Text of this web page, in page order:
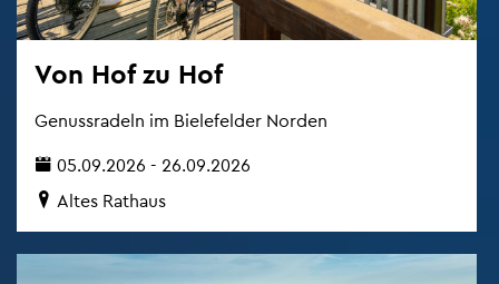
Von Hof zu Hof
Ge­nuss­ra­deln im Bie­le­fel­der Nor­den
05.09.2026 - 26.09.2026
Altes Rat­haus